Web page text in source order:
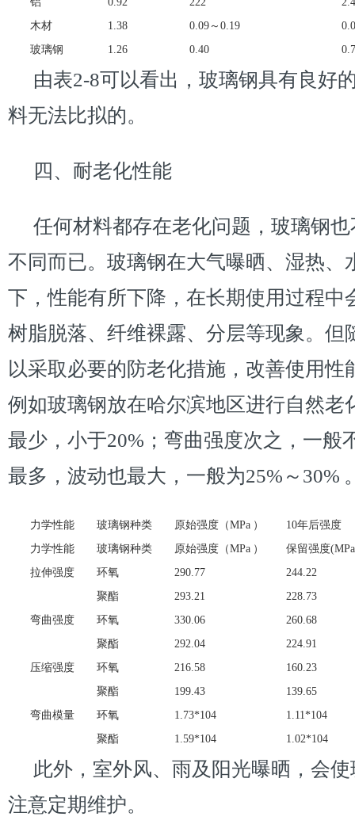
木材
1.38 0.09～0.19
玻璃钢
1.26 0.40
由表2-8可以看出，玻璃钢具有良好
料无法比拟的。
四、耐老化性能
任何材料都存在老化问题，玻璃钢
不同而已。玻璃钢在大气曝晒、湿热、
下，性能有所下降，在长期使用过程中
树脂脱落、纤维裸露、分层等现象。但
以采取必要的防老化措施，改善使用
例如玻璃钢放在哈尔滨地区进行自然老
最少，小于20%；弯曲强度次之，一般
最多，波动也最大，一般为25%～30%
力学性能 玻璃钢种类 原始强度（MPa ）
10年后强度
力学性能
玻璃钢种类 原始强度（MPa ）
保留强度
拉伸强度
环氧 290.77
244.22
聚酯
293.21
228.73
弯曲强度
环氧 330.06
260.68
聚酯
292.04
224.91
压缩强度
环氧 216.58
160.23
聚酯
199.43
139.65
弯曲模量
环氧 1.73*104
1.11*104
聚酯
1.59*104 1.02*104
此外，室外风、雨及阳光曝晒，会
注意定期维护。